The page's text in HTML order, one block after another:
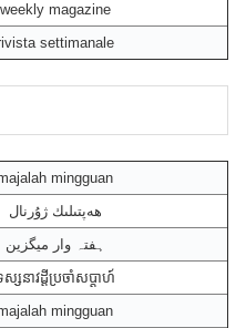
weekly magazine
settimanale
mingguan
ھەپتىلىك ژۇرنال
ہفتہ وار میگزین
ស្សនាវដ្តីប្រចាំសប្តាហ៍
mingguan